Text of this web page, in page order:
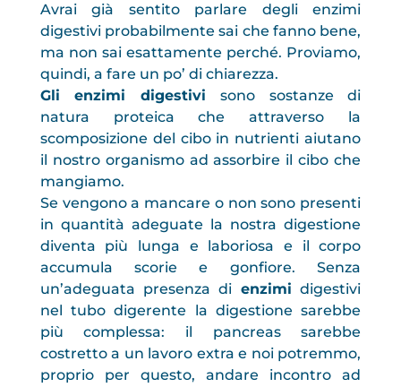
Avrai già sentito parlare degli enzimi
digestivi probabilmente sai che fanno bene,
ma non sai esattamente perché. Proviamo,
quindi, a fare un po’ di chiarezza.
Gli enzimi digestivi sono sostanze di
natura proteica che attraverso la
scomposizione del cibo in nutrienti aiutano
il nostro organismo ad assorbire il cibo che
mangiamo.
Se vengono a mancare o non sono presenti
in quantità adeguate la nostra digestione
diventa più lunga e laboriosa e il corpo
accumula scorie e gonfiore. Senza
un’adeguata presenza di enzimi digestivi
nel tubo digerente la digestione sarebbe
più complessa: il pancreas sarebbe
costretto a un lavoro extra e noi potremmo,
proprio per questo, andare incontro ad